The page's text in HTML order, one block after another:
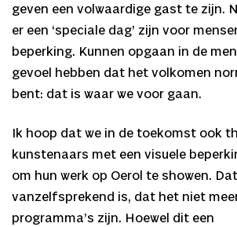
geven een volwaardige gast te zijn.
er een ‘speciale dag’ zijn voor
beperking. Kunnen opgaan in de
gevoel hebben dat het volkomen
bent: dat is waar we voor gaan.
Ik hoop dat we in de toekomst ook
kunstenaars met een visuele
om hun werk op Oerol te showen.
vanzelfsprekend is, dat het niet
programma’s zijn. Hoewel dit een